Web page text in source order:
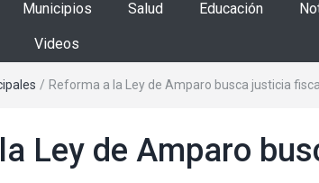
Municipios Salud Educación
Videos
/ Reforma a la Ley de Amparo busca justicia fiscal
Ley de Amparo